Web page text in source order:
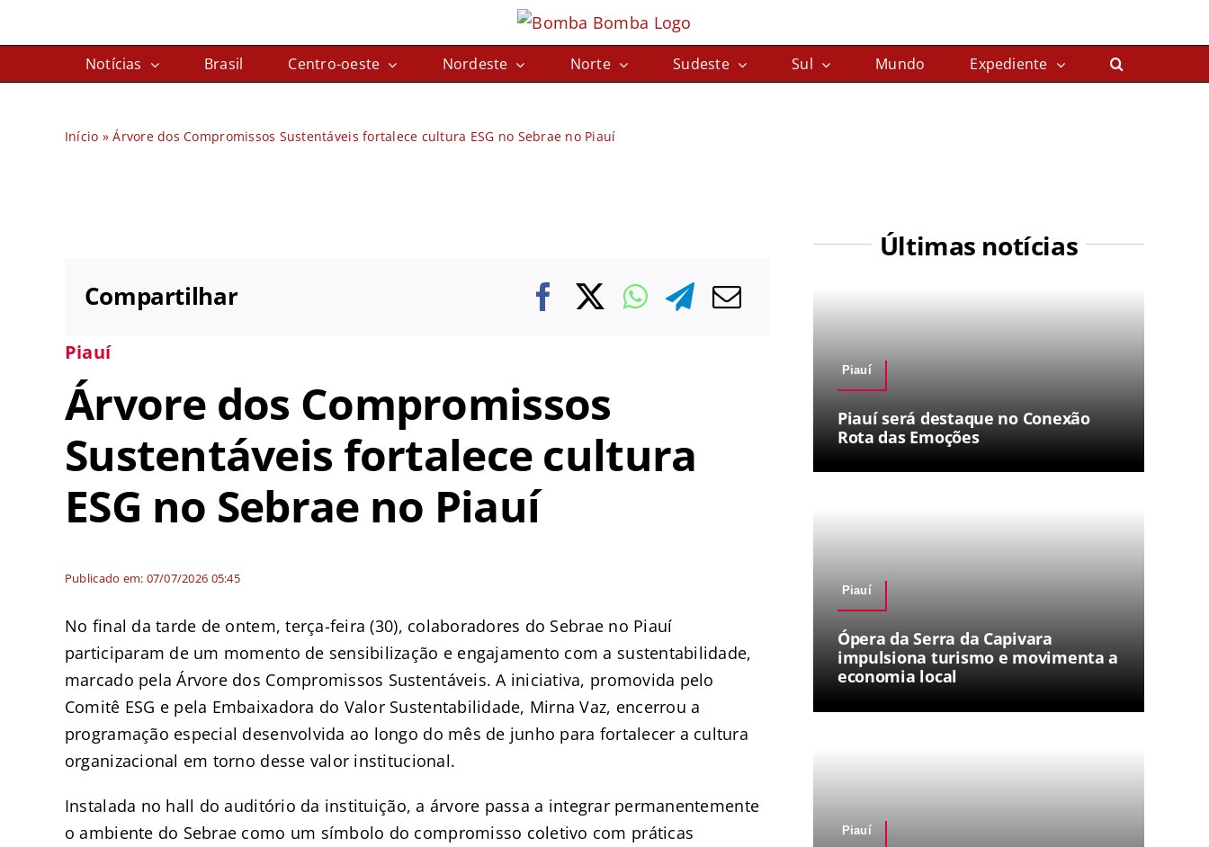
para
Notícias Brasil Centro-oeste Nordeste Norte Sudeste Sul Mundo Expediente
Início »Árvore dos Compromissos Sustentáveis fortalece cultura ESG no Sebrae no Piauí
Compartilhar
Piauí
Árvore dos Compromissos
Sustentáveis fortalece cultura
ESG no Sebrae no Piauí
Publicado em: 07/07/2026 05:45
No final da tarde de ontem, terça-feira (30), colaboradores do Sebrae no Piauí
participaram de um momento de sensibilização e engajamento com a sustentabilidade,
marcado pela Árvore dos Compromissos Sustentáveis. A iniciativa, promovida pelo
Comitê ESG e pela Embaixadora do Valor Sustentabilidade, Mirna Vaz, encerrou a
programação especial desenvolvida ao longo do mês de junho para fortalecer a cultura
organizacional em torno desse valor institucional.
Instalada no hall do auditório da instituição, a árvore passa a integrar permanentemente
o ambiente do Sebrae como um símbolo do compromisso coletivo com práticas
Últimas notícias
Piauí
Piauí será destaque no Conexão
Rota das Emoções
Piauí
Ópera da Serra da Capivara
impulsiona turismo e movimenta a
economia local
Piauí